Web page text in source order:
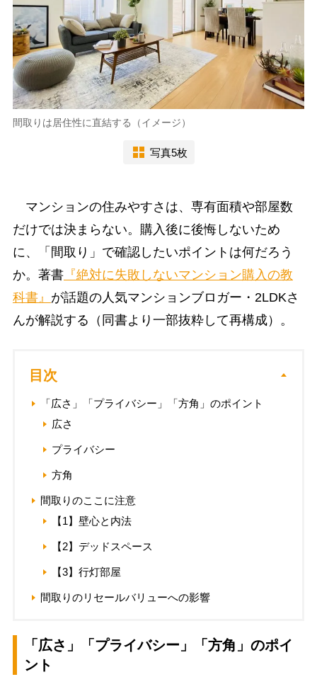
間取りは居住性に直結する（イメージ）
写真5枚
マンションの住みやすさは、専有面積や部屋数
だけでは決まらない。購入後に後悔しないため
に、「間取り」で確認したいポイントは何だろう
か。著書『絶対に失敗しないマンション購入の教
科書』 が話題の人気マンションブロガー・2LDKさ
んが解説する（同書より一部抜粋して再構成）。
目次
「広さ」「プライバシー」「方角」のポイント
広さ
プライバシー
方角
間取りのここに注意
【1】壁心と内法
【2】デッドスペース
【3】行灯部屋
間取りのリセールバリューへの影響
「広さ」「プライバシー」「方角」のポイ
ント